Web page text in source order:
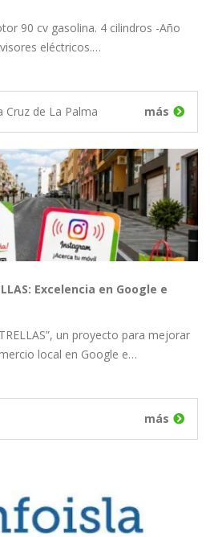
90 cv gasolina. 4 cilindros -Año
eléctricos.…
Cruz de La Palma más
Excelencia en Google e
un proyecto para mejorar
local en Google e…
más